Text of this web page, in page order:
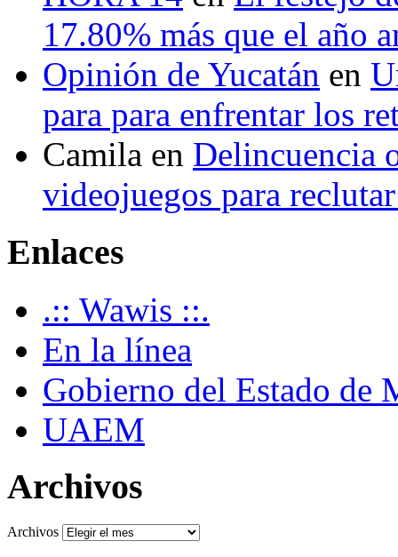
17.80% más que el año
Opinión de Yucatán en
para para enfrentar los
Camila en Delincuencia
videojuegos para
Enlaces
.:: Wawis ::.
En la línea
Gobierno del Estado de
UAEM
Archivos
Archivos